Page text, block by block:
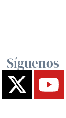
Síguenos